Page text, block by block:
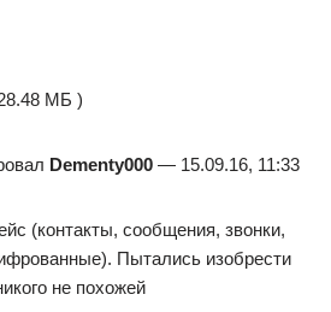
МБ )
Dementy000 — 15.09.16, 11:33
(контакты, сообщения, звонки,
Пытались изобрести
не похожей